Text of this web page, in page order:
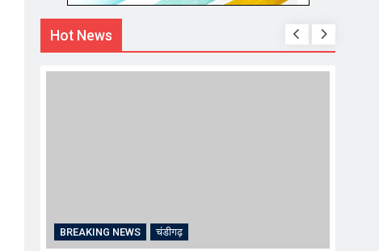
Hot News
BREAKING NEWS चंडीगढ़